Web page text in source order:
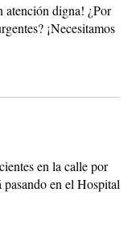
atención digna! ¿Por
¡Necesitamos
en la calle por
pasando en el Hospital